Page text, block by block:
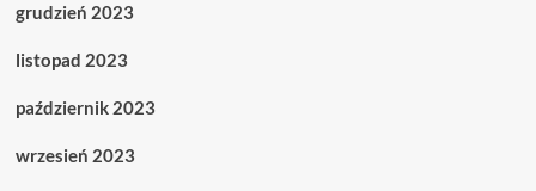
grudzień 2023
listopad 2023
październik 2023
wrzesień 2023